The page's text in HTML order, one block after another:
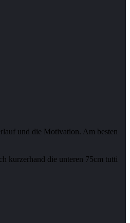
und die Motivation. Am besten
kurzerhand die unteren 75cm tutti